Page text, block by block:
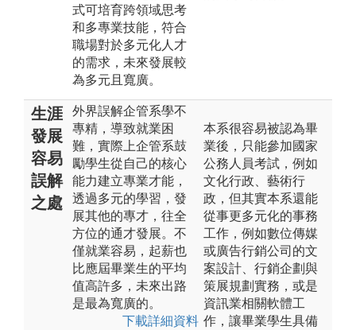
式可培育跨領域思考
和多專業技能，符合
職場對於多元化人才
的需求，未來發展較
為多元且寬廣。
生涯
發展
容易
誤解
之處
外界誤解企管系學不
專精，導致就業困
難，實際上企管系鼓
勵學生從自己的核心
能力建立專業才能，
透過多元的學習，發
展其他的專才，往全
方位的通才發展。不
僅就業容易，起薪也
比應屆畢業生的平均
值高許多，未來出路
是最為寬廣的。
下載詳細資料
本系很容易被認為畢
業後，只能參加國家
公務人員考試，例如
文化行政、藝術行
政，但其實本系還能
從事更多元化的事務
工作，例如數位傳媒
或廣告行銷公司的文
案設計、行銷企劃與
策展規劃實務，或是
資訊業相關軟體工
作，讓畢業學生具備